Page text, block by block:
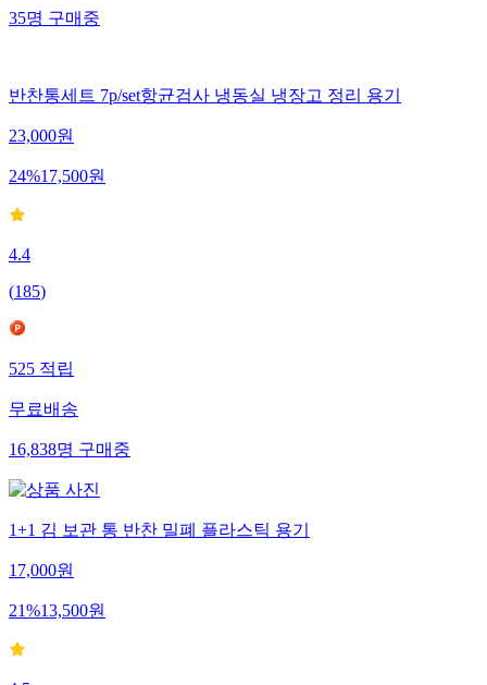
35명구매중
반찬통세트 7p/set항균검사 냉동실 냉장고 정리 용기
23,000원
24%17,500원
4.4
(185)
525적립
무료배송
16,838명구매중
1+1 김 보관 통 반찬 밀폐 플라스틱 용기
17,000원
21%13,500원